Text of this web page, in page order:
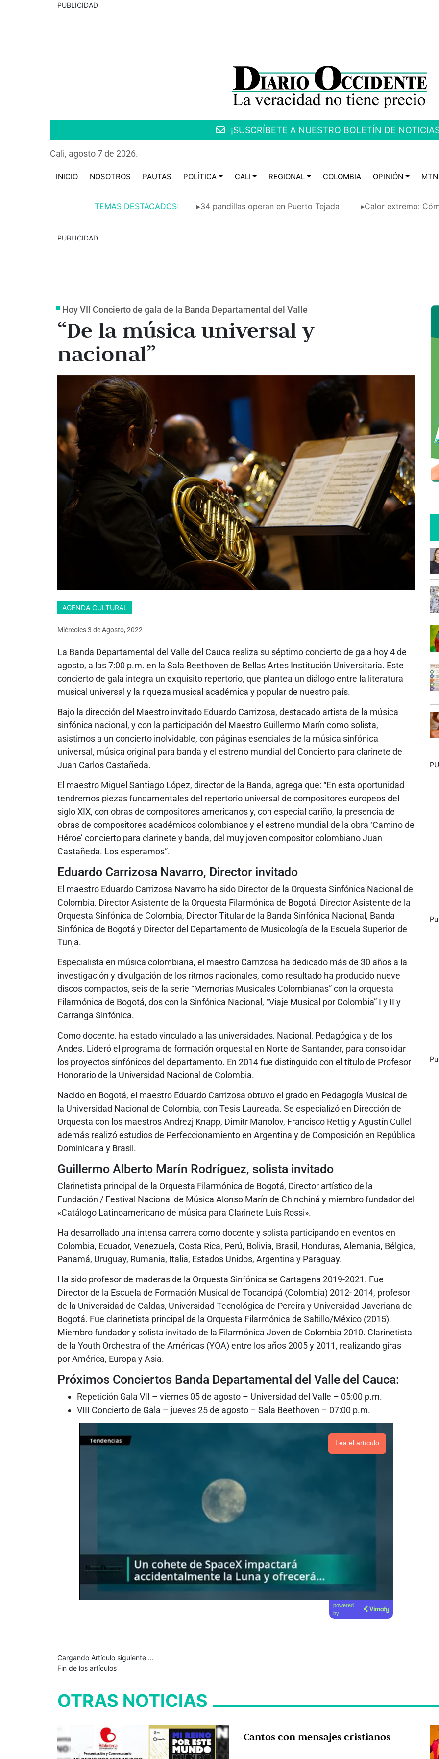
PUBLICIDAD
¡SUSCRÍBETE A NUESTRO BOLETÍN DE
Cali, agosto 7 de 2026.
INICIO NOSOTROS PAUTAS POLÍTICA CALI REGIONAL COLOMBIA OPINIÓN MTN
TEMAS DESTACADOS: ▸34 pandillas operan en Puerto Tejada ▸Calor extremo:
PUBLICIDAD
Hoy VII Concierto de gala de la Banda Departamental del Valle
“De la música universal y
nacional”
AGENDA CULTURAL
Miércoles 3 deAgosto, 2022
La Banda Departamental del Valle del Cauca realiza su séptimo concierto de gala hoy 4 de
agosto, a las 7:00 p.m. en la Sala Beethoven de Bellas Artes Institución Universitaria. Este
concierto de gala integra un exquisito repertorio, que plantea un diálogo entre la literatura
musical universal y la riqueza musical académica y popular de nuestro país.
Bajo la dirección del Maestro invitado Eduardo Carrizosa, destacado artista de la música
sinfónica nacional, y con la participación del Maestro Guillermo Marín como solista,
asistimos a un concierto inolvidable, con páginas esenciales de la música sinfónica
universal, música original para banda y el estreno mundial del Concierto para clarinete de
Juan Carlos Castañeda.
El maestro Miguel Santiago López, director de la Banda, agrega que: “En esta oportunidad
tendremos piezas fundamentales del repertorio universal de compositores europeos del
siglo XIX, con obras de compositores americanos y, con especial cariño, la presencia de
obras de compositores académicos colombianos y el estreno mundial de la obra ‘Camino de
Héroe’ concierto para clarinete y banda, del muy joven compositor colombiano Juan
Castañeda. Los esperamos”.
Eduardo Carrizosa Navarro, Director invitado
El maestro Eduardo Carrizosa Navarro ha sido Director de la Orquesta Sinfónica Nacional de
Colombia, Director Asistente de la Orquesta Filarmónica de Bogotá, Director Asistente de la
Orquesta Sinfónica de Colombia, Director Titular de la Banda Sinfónica Nacional, Banda
Sinfónica de Bogotá y Director del Departamento de Musicología de la Escuela Superior de
Tunja.
Especialista en música colombiana, el maestro Carrizosa ha dedicado más de 30 años a la
investigación y divulgación de los ritmos nacionales, como resultado ha producido nueve
discos compactos, seis de la serie “Memorias Musicales Colombianas” con la orquesta
Filarmónica de Bogotá, dos con la Sinfónica Nacional, “Viaje Musical por Colombia” I y II y
Carranga Sinfónica.
Como docente, ha estado vinculado a las universidades, Nacional, Pedagógica y de los
Andes. Lideró el programa de formación orquestal en Norte de Santander, para consolidar
los proyectos sinfónicos del departamento. En 2014 fue distinguido con el título de Profesor
Honorario de la Universidad Nacional de Colombia.
Nacido en Bogotá, el maestro Eduardo Carrizosa obtuvo el grado en Pedagogía Musical de
la Universidad Nacional de Colombia, con Tesis Laureada. Se especializó en Dirección de
Orquesta con los maestros Andrezj Knapp, Dimitr Manolov, Francisco Rettig y Agustín Cullel
además realizó estudios de Perfeccionamiento en Argentina y de Composición en República
Dominicana y Brasil.
Guillermo Alberto Marín Rodríguez, solista invitado
Clarinetista principal de la Orquesta Filarmónica de Bogotá, Director artístico de la
Fundación / Festival Nacional de Música Alonso Marín de Chinchiná y miembro fundador del
«Catálogo Latinoamericano de música para Clarinete Luis Rossi».
Ha desarrollado una intensa carrera como docente y solista participando en eventos en
Colombia, Ecuador, Venezuela, Costa Rica, Perú, Bolivia, Brasil, Honduras, Alemania, Bélgica,
Panamá, Uruguay, Rumania, Italia, Estados Unidos, Argentina y Paraguay.
Ha sido profesor de maderas de la Orquesta Sinfónica se Cartagena 2019-2021. Fue
Director de la Escuela de Formación Musical de Tocancipá (Colombia) 2012- 2014, profesor
de la Universidad de Caldas, Universidad Tecnológica de Pereira y Universidad Javeriana de
Bogotá. Fue clarinetista principal de la Orquesta Filarmónica de Saltillo/México (2015).
Miembro fundador y solista invitado de la Filarmónica Joven de Colombia 2010. Clarinetista
de la Youth Orchestra of the Américas (YOA) entre los años 2005 y 2011, realizando giras
por América, Europa y Asia.
Próximos Conciertos Banda Departamental del Valle del Cauca:
Repetición Gala VII – viernes 05 de agosto – Universidad del Valle – 05:00 p.m.
VIII Concierto de Gala – jueves 25 de agosto – Sala Beethoven – 07:00 p.m.
Lea el artículo
powered
by
Cargando Artículo siguiente ...
Fin de los artículos
OTRAS NOTICIAS
Cantos con mensajes cristianos